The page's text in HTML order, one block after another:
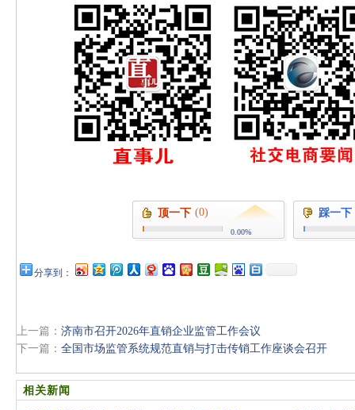
顶一下 (0)
0.00%
踩一下
分享到：
上一篇： 济南市召开2026年直销企业监管工作会议
下一篇： 全国市场监管系统规范直销与打击传销工作座谈会召开
相关新闻